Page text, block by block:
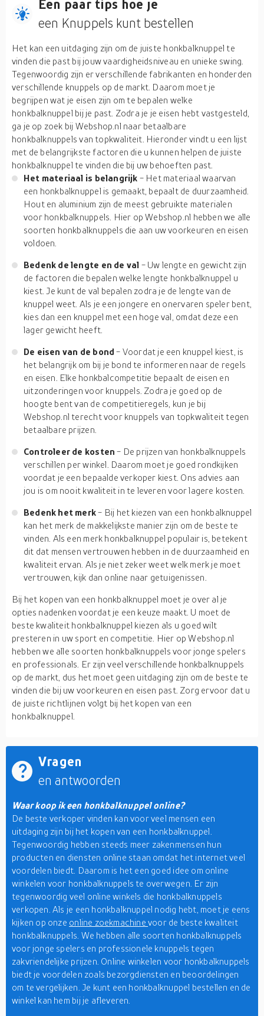
Een paar tips hoe je
een Knuppels kunt bestellen
Het kan een uitdaging zijn om de juiste honkbalknuppel te
vinden die past bij jouw vaardigheidsniveau en unieke swing.
Tegenwoordig zijn er verschillende fabrikanten en honderden
verschillende knuppels op de markt. Daarom moet je
begrijpen wat je eisen zijn om te bepalen welke
honkbalknuppel bij je past. Zodra je je eisen hebt vastgesteld,
ga je op zoek bij Webshop.nl naar betaalbare
honkbalknuppels van topkwaliteit. Hieronder vindt u een lijst
met de belangrijkste factoren die u kunnen helpen de juiste
honkbalknuppel te vinden die bij uw behoeften past.
Het materiaal is belangrijk - Het materiaal waarvan
een honkbalknuppel is gemaakt, bepaalt de duurzaamheid.
Hout en aluminium zijn de meest gebruikte materialen
voor honkbalknuppels. Hier op Webshop.nl hebben we alle
soorten honkbalknuppels die aan uw voorkeuren en eisen
voldoen.
Bedenk de lengte en de val - Uw lengte en gewicht zijn
de factoren die bepalen welke lengte honkbalknuppel u
kiest. Je kunt de val bepalen zodra je de lengte van de
knuppel weet. Als je een jongere en onervaren speler bent,
kies dan een knuppel met een hoge val, omdat deze een
lager gewicht heeft.
De eisen van de bond- Voordat je een knuppel kiest, is
het belangrijk om bij je bond te informeren naar de regels
en eisen. Elke honkbalcompetitie bepaalt de eisen en
uitzonderingen voor knuppels. Zodra je goed op de
hoogte bent van de competitieregels, kun je bij
Webshop.nl terecht voor knuppels van topkwaliteit tegen
betaalbare prijzen.
Controleer de kosten- De prijzen van honkbalknuppels
verschillen per winkel. Daarom moet je goed rondkijken
voordat je een bepaalde verkoper kiest. Ons advies aan
jou is om nooit kwaliteit in te leveren voor lagere kosten.
Bedenk het merk- Bij het kiezen van een honkbalknuppel
kan het merk de makkelijkste manier zijn om de beste te
vinden. Als een merk honkbalknuppel populair is, betekent
dit dat mensen vertrouwen hebben in de duurzaamheid en
kwaliteit ervan. Als je niet zeker weet welk merk je moet
vertrouwen, kijk dan online naar getuigenissen.
Bij het kopen van een honkbalknuppel moet je over al je
opties nadenken voordat je een keuze maakt. U moet de
beste kwaliteit honkbalknuppel kiezen als u goed wilt
presteren in uw sport en competitie. Hier op Webshop.nl
hebben we alle soorten honkbalknuppels voor jonge spelers
en professionals. Er zijn veel verschillende honkbalknuppels
op de markt, dus het moet geen uitdaging zijn om de beste te
vinden die bij uw voorkeuren en eisen past. Zorg ervoor dat u
de juiste richtlijnen volgt bij het kopen van een
honkbalknuppel.
Vragen
en antwoorden
Waar koop ik een honkbalknuppel online?
De beste verkoper vinden kan voor veel mensen een
uitdaging zijn bij het kopen van een honkbalknuppel.
Tegenwoordig hebben steeds meer zakenmensen hun
producten en diensten online staan omdat het internet veel
voordelen biedt. Daarom is het een goed idee om online
winkelen voor honkbalknuppels te overwegen. Er zijn
tegenwoordig veel online winkels die honkbalknuppels
verkopen. Als je een honkbalknuppel nodig hebt, moet je eens
kijken op onze online zoekmachinevoor de beste kwaliteit
honkbalknuppels. We hebben alle soorten honkbalknuppels
voor jonge spelers en professionele knuppels tegen
zakvriendelijke prijzen. Online winkelen voor honkbalknuppels
biedt je voordelen zoals bezorgdiensten en beoordelingen
om te vergelijken. Je kunt een honkbalknuppel bestellen en de
winkel kan hem bij je afleveren.